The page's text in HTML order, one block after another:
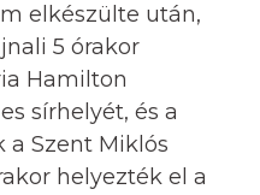
elkészülte után,
5 órakor
Hamilton
sírhelyét, és a
a Szent Miklós
helyezték el a